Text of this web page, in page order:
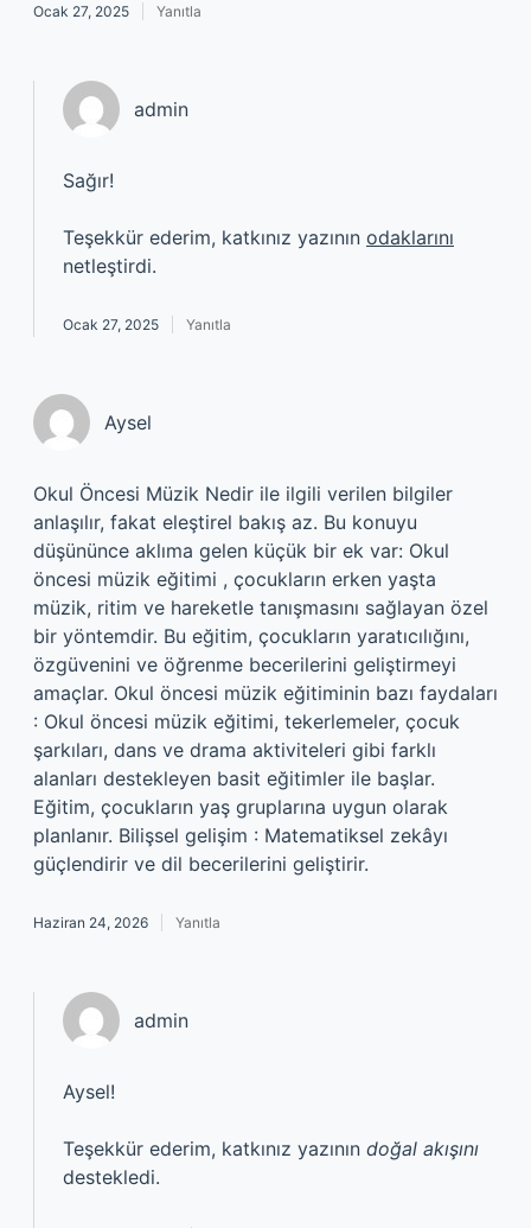
Ocak 27, 2025 Yanıtla
admin
Sağır!
Teşekkür ederim, katkınız yazının odaklarını
netleştirdi.
Ocak 27, 2025 Yanıtla
Aysel
Okul Öncesi Müzik Nedir ile ilgili verilen bilgiler
anlaşılır, fakat eleştirel bakış az. Bu konuyu
düşününce aklıma gelen küçük bir ek var: Okul
öncesi müzik eğitimi , çocukların erken yaşta
müzik, ritim ve hareketle tanışmasını sağlayan özel
bir yöntemdir. Bu eğitim, çocukların yaratıcılığını,
özgüvenini ve öğrenme becerilerini geliştirmeyi
amaçlar. Okul öncesi müzik eğitiminin bazı faydaları
: Okul öncesi müzik eğitimi, tekerlemeler, çocuk
şarkıları, dans ve drama aktiviteleri gibi farklı
alanları destekleyen basit eğitimler ile başlar.
Eğitim, çocukların yaş gruplarına uygun olarak
planlanır. Bilişsel gelişim : Matematiksel zekâyı
güçlendirir ve dil becerilerini geliştirir.
Haziran 24, 2026 Yanıtla
admin
Aysel!
Teşekkür ederim, katkınız yazının doğal akışını
destekledi.